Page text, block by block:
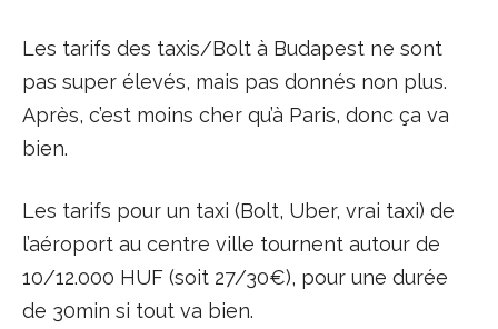
Les tarifs des taxis/Bolt à Budapest ne sont
pas super élevés, mais pas donnés non plus.
Après, c’est moins cher qu’à Paris, donc ça va
bien.
Les tarifs pour un taxi (Bolt, Uber, vrai taxi) de
l’aéroport au centre ville tournent autour de
10/12.000 HUF (soit 27/30€), pour une durée
de 30min si tout va bien.